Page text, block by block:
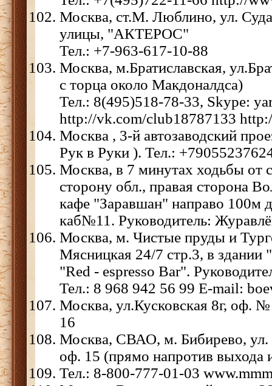
Москва, ст.М. Люблино, ул.
улицы, "АКТЕРОС"
Тел.: +7-963-617-10-88
Москва, м.Братиславская,
с торца около Макдоналдса)
Тел.: 8(495)518-78-33, Skype:
http://vk.com/club18787133
Москва , 3-й автозаводский
Рук в Руки ). Тел.:
Москва, в 7 минутах ходьбы от
сторону обл., правая сторона
кафе "Заравшан" направо 100м
каб№11. Руководитель:
Москва, м. Чистые пруды и
Мясницкая 24/7 стр.3, в
"Red - espresso Bar".
Тел.: 8 968 942 56 99 E-mail:
Москва, ул.Кусковская 8г, оф.
16
Москва, СВАО, м. Бибирево, ул.
оф. 15 (прямо напротив выхода
Тел.: 8-800-777-01-03